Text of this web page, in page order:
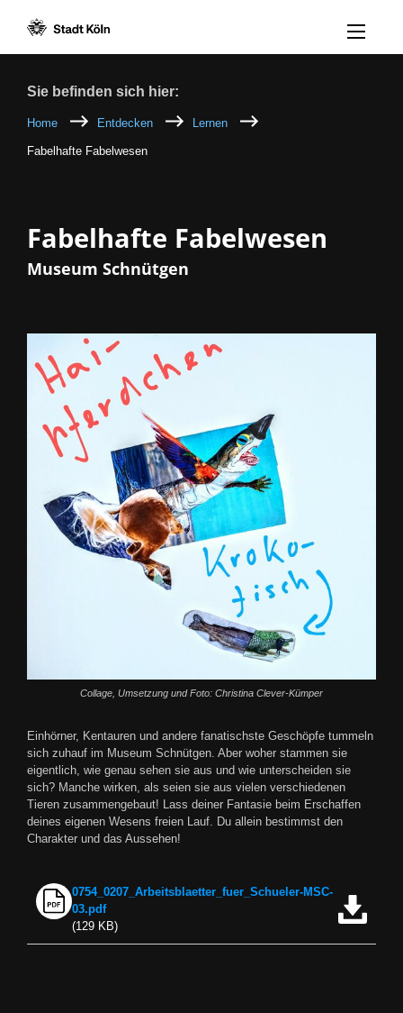
Menü
Breadcrumb
Sie befinden sich hier:
Home Entdecken Lernen
Fabelhafte Fabelwesen
Fabelhafte Fabelwesen
Museum Schnütgen
Collage, Umsetzung und Foto: Christina Clever-Kümper
Einhörner, Kentauren und andere fanatischste Geschöpfe tummeln
sich zuhauf im Museum Schnütgen. Aber woher stammen sie
eigentlich, wie genau sehen sie aus und wie unterscheiden sie
sich? Manche wirken, als seien sie aus vielen verschiedenen
Tieren zusammengebaut! Lass deiner Fantasie beim Erschaffen
deines eigenen Wesens freien Lauf. Du allein bestimmst den
Charakter und das Aussehen!
0754_0207_Arbeitsblaetter_fuer_Schueler-MSC-
03.pdfJetzt herunterladen
(129 KB)